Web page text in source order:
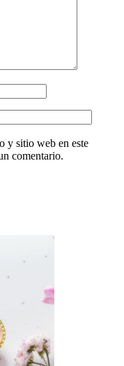
y sitio web en este
comentario.